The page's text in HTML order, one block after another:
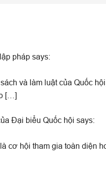
pháp says:
và làm luật của Quốc
[…]
Đại biểu Quốc hội says:
cơ hội tham gia toàn diện